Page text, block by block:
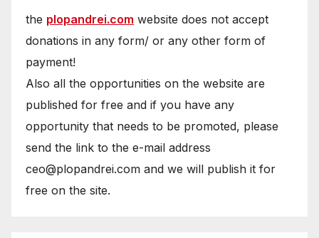
the plopandrei.com website does not accept
donations in any form/ or any other form of
payment!
Also all the opportunities on the website are
published for free and if you have any
opportunity that needs to be promoted, please
send the link to the e-mail address
ceo@plopandrei.com and we will publish it for
free on the site.